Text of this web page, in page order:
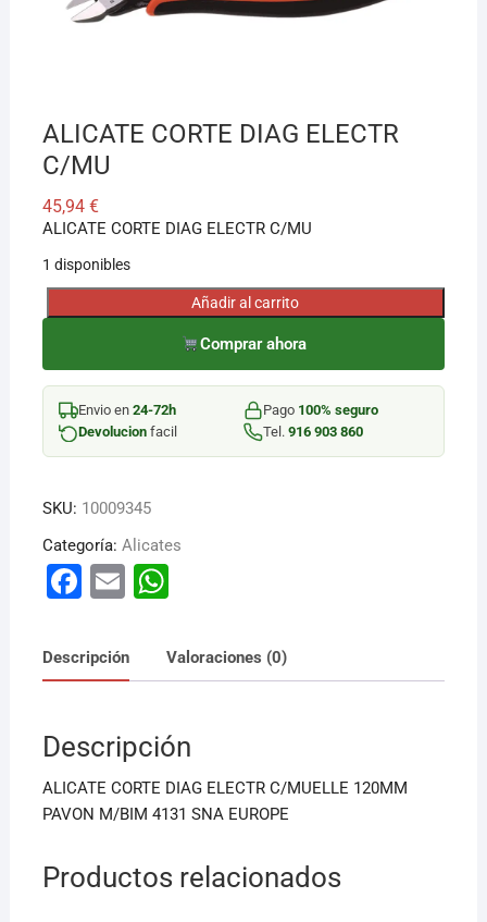
ALICATE CORTE DIAG ELECTR
C/MU
45,94 €
ALICATE CORTE DIAG ELECTR C/MU
1 disponibles
ALICATE
DIAG
ELECTR
C/MU
cantidad
Añadir al carrito
Comprar ahora
Envio en 24-72h Pago 100% seguro
Devolucionfacil Tel. 916 903 860
SKU: 10009345
Categoría: Alicates
F
c
e
o
o
k
E
ai
l
W
at
s
p
p
Descripción Valoraciones (0)
Descripción
ALICATE CORTE DIAG ELECTR C/MUELLE 120MM
PAVON M/BIM 4131 SNA EUROPE
Productos relacionados